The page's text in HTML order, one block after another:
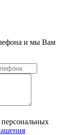
и мы Вам